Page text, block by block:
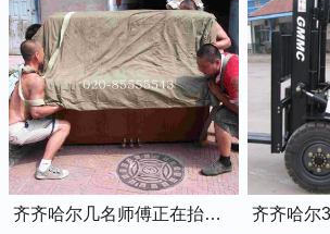
齐齐哈尔几名师傅正在抬钢琴上楼